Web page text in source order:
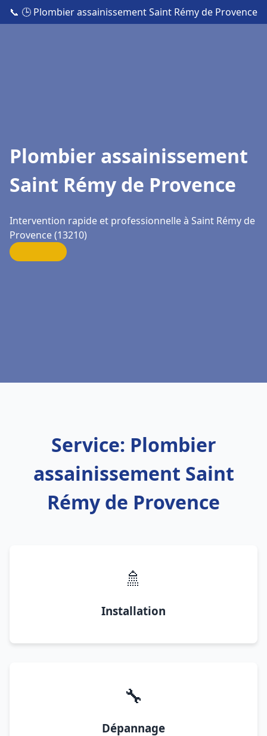
📞 🕒 Plombier assainissement Saint Rémy de Provence
Plombier assainissement
Saint Rémy de Provence
Intervention rapide et professionnelle à Saint Rémy de
Provence (13210)
Service: Plombier
assainissement Saint
Rémy de Provence
🚿
Installation
🔧
Dépannage